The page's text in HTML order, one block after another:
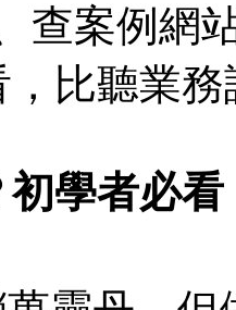
查案例網
比聽業
初學者必